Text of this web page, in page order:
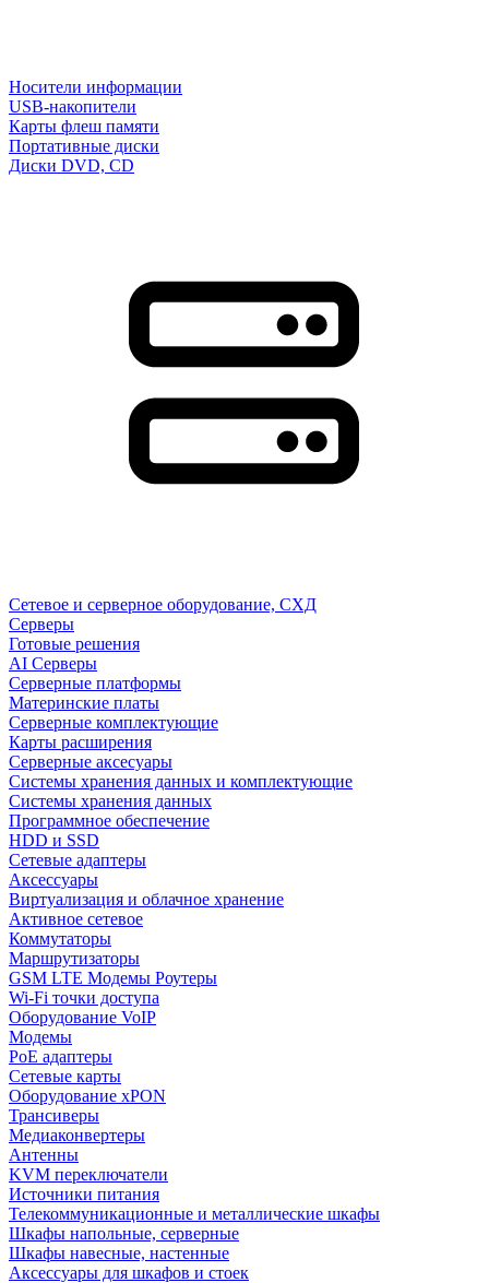
Носители информации
USB-накопители
Карты флеш памяти
Портативные диски
Диски DVD, CD
Сетевое и серверное оборудование, СХД
Cерверы
Готовые решения
AI Серверы
Серверные платформы
Материнские платы
Серверные комплектующие
Карты расширения
Серверные аксесуары
Системы хранения данных и комплектующие
Системы хранения данных
Программное обеспечение
HDD и SSD
Сетевые адаптеры
Аксессуары
Виртуализация и облачное хранение
Активное сетевое
Коммутаторы
Маршрутизаторы
GSM LTE Модемы Роутеры
Wi-Fi точки доступа
Оборудование VoIP
Модемы
PoE адаптеры
Сетевые карты
Оборудование xPON
Трансиверы
Медиаконвертеры
Антенны
KVM переключатели
Источники питания
Телекоммуникационные и металлические шкафы
Шкафы напольные, серверные
Шкафы навесные, настенные
Аксессуары для шкафов и стоек